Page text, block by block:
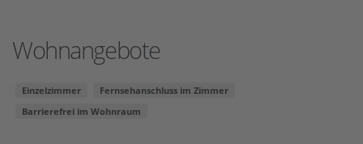
Wohnangebote
Einzelzimmer
Fernsehanschluss im Zimmer
Barrierefrei im Wohnraum